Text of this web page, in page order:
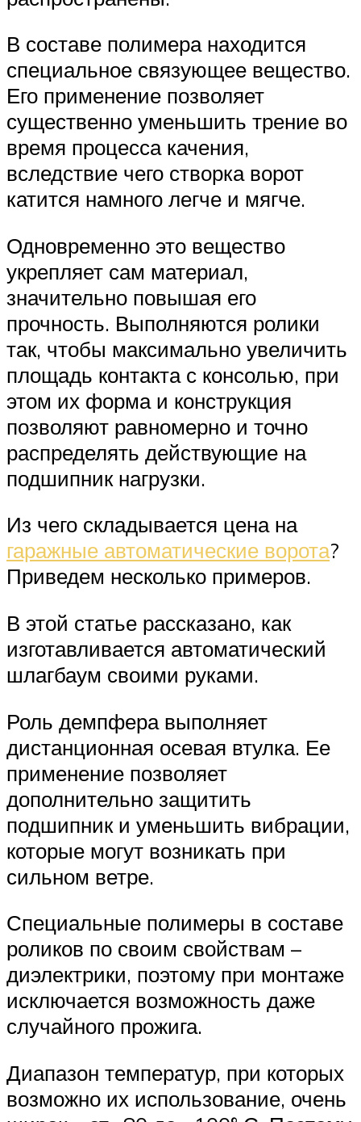
В составе полимера находится
специальное связующее вещество.
Его применение позволяет
существенно уменьшить трение во
время процесса качения,
вследствие чего створка ворот
катится намного легче и мягче.
Одновременно это вещество
укрепляет сам материал,
значительно повышая его
прочность. Выполняются ролики
так, чтобы максимально увеличить
площадь контакта с консолью, при
этом их форма и конструкция
позволяют равномерно и точно
распределять действующие на
подшипник нагрузки.
Из чего складывается цена на
гаражные автоматические ворота?
Приведем несколько примеров.
В этой статье рассказано, как
изготавливается автоматический
шлагбаум своими руками.
Роль демпфера выполняет
дистанционная осевая втулка. Ее
применение позволяет
дополнительно защитить
подшипник и уменьшить вибрации,
которые могут возникать при
сильном ветре.
Специальные полимеры в составе
роликов по своим свойствам –
диэлектрики, поэтому при монтаже
исключается возможность даже
случайного прожига.
Диапазон температур, при которых
возможно их использование, очень